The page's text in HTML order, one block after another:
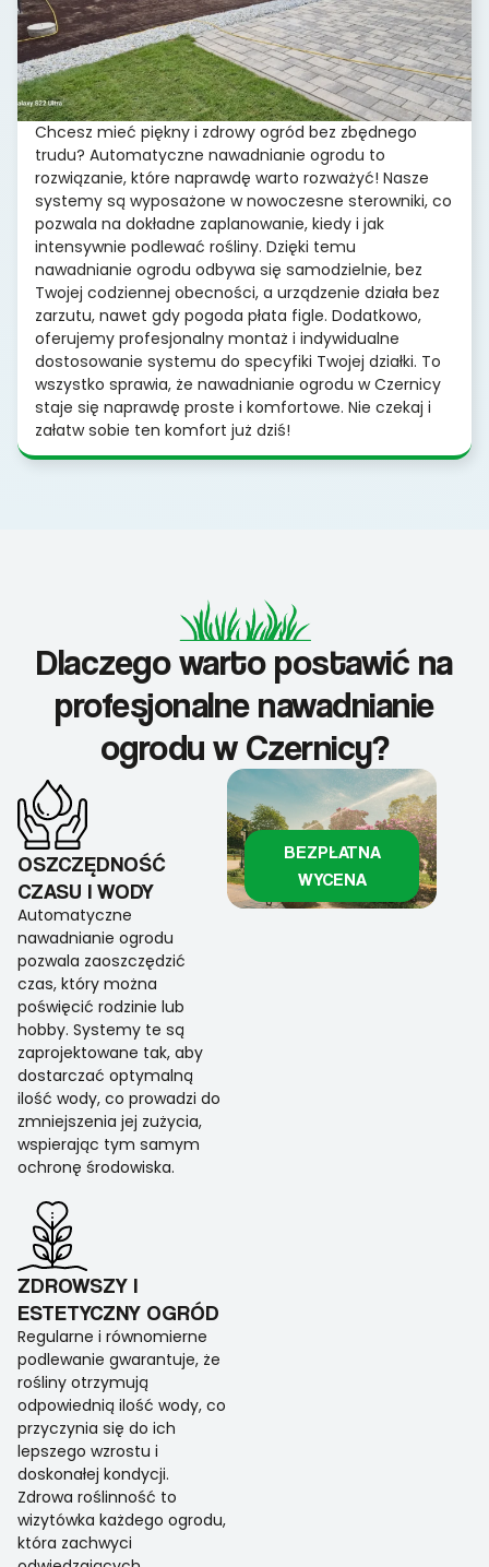
Chcesz mieć piękny i zdrowy ogród bez zbędnego
trudu? Automatyczne nawadnianie ogrodu to
rozwiązanie, które naprawdę warto rozważyć! Nasze
systemy są wyposażone w nowoczesne sterowniki, co
pozwala na dokładne zaplanowanie, kiedy i jak
intensywnie podlewać rośliny. Dzięki temu
nawadnianie ogrodu odbywa się samodzielnie, bez
Twojej codziennej obecności, a urządzenie działa bez
zarzutu, nawet gdy pogoda płata figle. Dodatkowo,
oferujemy profesjonalny montaż i indywidualne
dostosowanie systemu do specyfiki Twojej działki. To
wszystko sprawia, że nawadnianie ogrodu w Czernicy
staje się naprawdę proste i komfortowe. Nie czekaj i
załatw sobie ten komfort już dziś!
Dlaczego warto postawić na
profesjonalne nawadnianie
ogrodu w Czernicy?
OSZCZĘDNOŚĆ
CZASU I WODY
Automatyczne
nawadnianie ogrodu
pozwala zaoszczędzić
czas, który można
poświęcić rodzinie lub
hobby. Systemy te są
zaprojektowane tak, aby
dostarczać optymalną
ilość wody, co prowadzi do
zmniejszenia jej zużycia,
wspierając tym samym
ochronę środowiska.
ZDROWSZY I
ESTETYCZNY OGRÓD
Regularne i równomierne
podlewanie gwarantuje, że
rośliny otrzymują
odpowiednią ilość wody, co
przyczynia się do ich
lepszego wzrostu i
doskonałej kondycji.
Zdrowa roślinność to
wizytówka każdego ogrodu,
która zachwyci
BEZPŁATNA
WYCENA